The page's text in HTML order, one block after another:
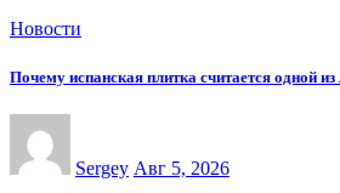
Новости
Почему испанская плитка считается одной
Sergey Авг 5, 2026